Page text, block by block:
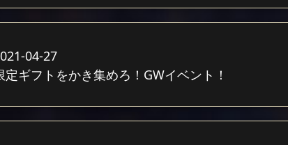
04-27
定ギフトをかき集めろ！GWイベント！